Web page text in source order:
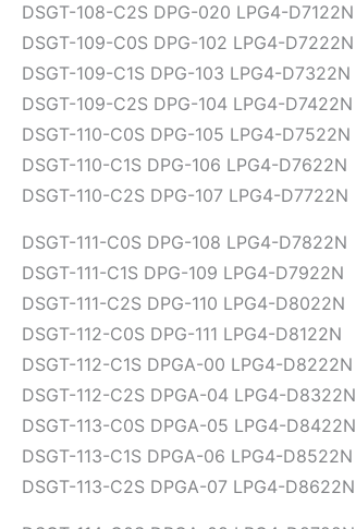
DSGT-108-C2S DPG-020 LPG4-D7122N
DSGT-109-C0S DPG-102 LPG4-D7222N
DSGT-109-C1S DPG-103 LPG4-D7322N
DSGT-109-C2S DPG-104 LPG4-D7422N
DSGT-110-C0S DPG-105 LPG4-D7522N
DSGT-110-C1S DPG-106 LPG4-D7622N
DSGT-110-C2S DPG-107 LPG4-D7722N
DSGT-111-C0S DPG-108 LPG4-D7822N
DSGT-111-C1S DPG-109 LPG4-D7922N
DSGT-111-C2S DPG-110 LPG4-D8022N
DSGT-112-C0S DPG-111 LPG4-D8122N
DSGT-112-C1S DPGA-00 LPG4-D8222N
DSGT-112-C2S DPGA-04 LPG4-D8322N
DSGT-113-C0S DPGA-05 LPG4-D8422N
DSGT-113-C1S DPGA-06 LPG4-D8522N
DSGT-113-C2S DPGA-07 LPG4-D8622N